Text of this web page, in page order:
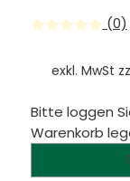
(0)
exkl. MwSt
Bitte loggen
Warenkorb